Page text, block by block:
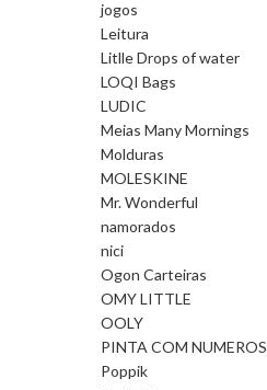
jogos
Leitura
Litlle Drops of water
LOQI Bags
LUDIC
Meias Many Mornings
Molduras
MOLESKINE
Mr. Wonderful
namorados
nici
Ogon Carteiras
OMY LITTLE
OOLY
PINTA COM NUMEROS
Poppik